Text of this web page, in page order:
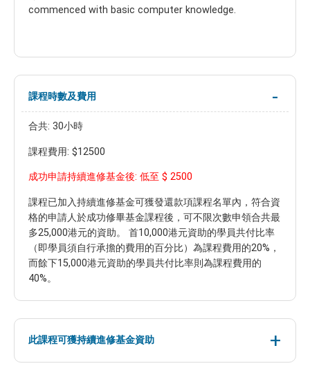
commenced with basic computer knowledge.
課程時數及費用
合共: 30小時
課程費用: $12500
成功申請持續進修基金後: 低至 $ 2500
課程已加入持續進修基金可獲發還款項課程名單內，符合資
格的申請人於成功修畢基金課程後，可不限次數申領合共最
多25,000港元的資助。 首10,000港元資助的學員共付比率
（即學員須自行承擔的費用的百分比）為課程費用的20%，
而餘下15,000港元資助的學員共付比率則為課程費用的
40%。
此課程可獲持續進修基金資助